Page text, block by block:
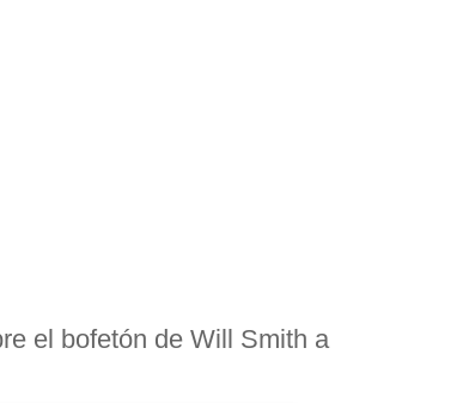
el bofetón de Will Smith a